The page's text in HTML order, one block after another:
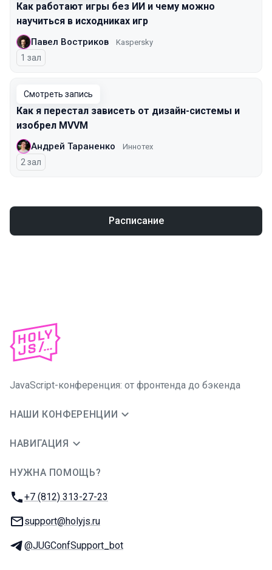
Как работают игры без ИИ и чему можно
научиться в исходниках игр
Павел Востриков Kaspersky
1 зал
Смотреть запись
Как я перестал зависеть от дизайн-системы и
изобрел MVVM
Андрей Тараненко Иннотех
2 зал
Расписание
JavaScript-конференция: от фронтенда до бэкенда
НАШИ КОНФЕРЕНЦИИ
НАВИГАЦИЯ
НУЖНА ПОМОЩЬ?
Телефон:
+7 (812) 313-27-23
E-mail:
support@holyjs.ru
Телеграм:
@JUGConfSupport_bot